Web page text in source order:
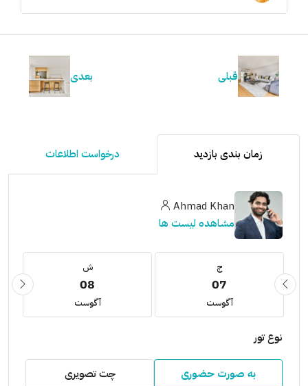
قبلی بعدی
زمان بندی بازدید درخواست اطلاعات
Ahmad Khan
مشاهده لیست ها
ج
07
آگوست
ش
08
آگوست
نوع تور
به صورت حضوری چت تصویری